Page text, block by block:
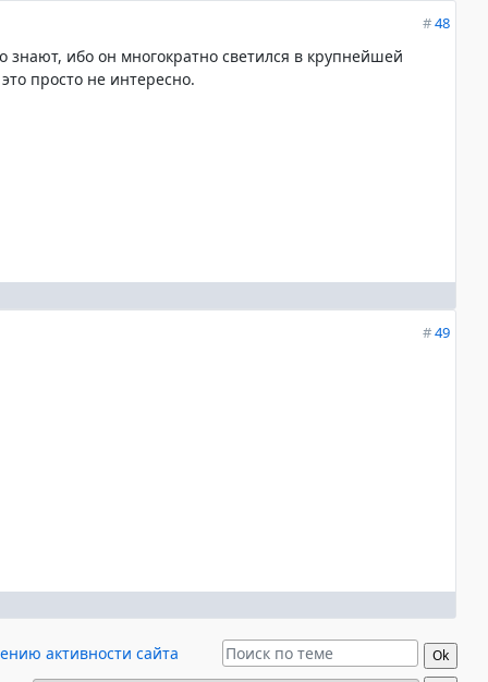
#48
знают, ибо он многократно светился в крупнейшей
просто не интересно.
#49
активности сайта